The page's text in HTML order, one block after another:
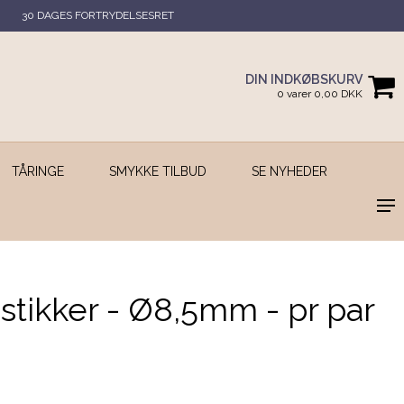
30 DAGES FORTRYDELSESRET
DIN INDKØBSKURV
0 varer 0,00 DKK
TÅRINGE SMYKKE TILBUD SE NYHEDER
- Ø8,5mm - pr par